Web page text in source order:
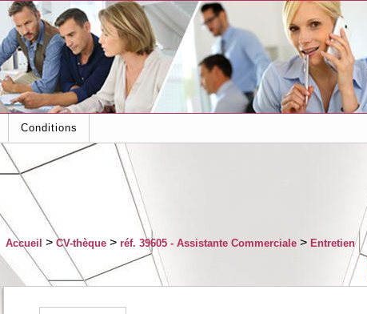
Conditions
Accueil > CV-thèque > réf. 39605 - Assistante Commerciale > Entretien